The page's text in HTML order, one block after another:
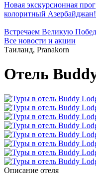
Новая экскурсионная
колоритный Азербайджан!
Встречаем Великую
Все новости и акции
Таиланд, Pranakorn
Отель
Описание отеля